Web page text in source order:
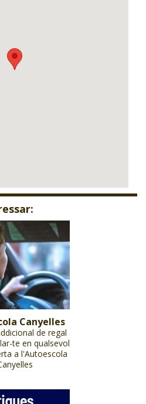
Canyelles
de regal
te en qualsevol
a l'Autoescola